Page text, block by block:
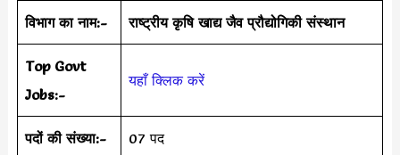
विभाग का नाम:- राष्ट्रीय कृषि खाद्य जैव प्रौद्योगिकी संस्थान
Top Govt
Jobs:-
यहाँ क्लिक करें
पदों की संख्या:- 07 पद